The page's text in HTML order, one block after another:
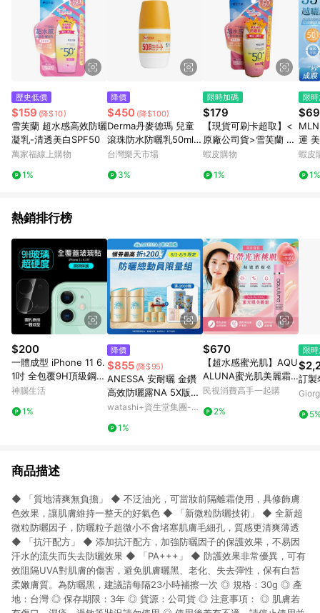
使用APP、或中途瀏覽比價網、回饋網、Google等其他網頁、或
由網頁版(電腦版/手機版網頁)切換為App都將會造成追蹤中斷而
無法進行 LINE POINTS 回饋。 (5) LINE 購物為購物資訊整合性
平台，商品資料更新會有時間差，如顯示之商品規格、顏色、價
位、贈品與台灣樂天市場銷售網頁不符，以銷售網頁標示為準。
(6) 導購訂單已逾 365 天，根據台灣樂天回饋規定，逾期訂單將
點數回饋或點數回饋有爭議，台灣樂天市場保有更改條款與法律
追訴之權利，活動詳情以樂天市場網站公告為準。
歷史低價
$159 (降$10)
雪芙蘭 超水感高效防曬
凝乳-清透美白SPF50
萬家福線上購物
1%
降價
$450 (降$100)
Derma丹麥德瑪 兒童
滾珠防水防曬乳50ml
【悅兒園婦幼生活館】
台灣樂天市場
3%
限時加碼
$179
【現貨可刷卡超取】<
原廠公司貨>雪芙蘭 SP
F50+ 超水感高效防曬
蝦皮購物
1%
限
$69
運
美白
不油
蝦皮
1%
熱銷排行榜
$200
一體成型 iPhone 11 6.
1吋 全包覆9H頂級鋼化
玻璃膜 鏡頭貼
神腦生活
1%
降價
$855 (降$95)
ANESSA 安耐曬 金鑽
高效防曬露NA 5X版
【watashi+資生堂官
watashi+資生堂集團-蝦
1%
$670
【超水感蜜光肌】AQU
ALUNA蜜光肌美麗霜
(SPF37) 50ml（防
民視消費高手一起購
2%
限
訂製
商品描述
◆ 「質地清爽無負擔」 ◆ 不泛油光，可當妝前隔離霜使用，具修飾膚
色效果，讓肌膚維持一整天的好氣色 ◆ 「新微粒防曬技術」 ◆ 全新超
微粒防曬因子，防曬粒子超微小不會堵塞肌膚毛細孔，質感更清爽薄透
◆ 「抗汗配方」 ◆ 添加抗汗配方，加強防曬因子的保護效果，不易因
汗水的流失而失去防曬效果 ◆ 「PA+++」 ◆ 防護效果非常優異，可有
效阻隔UVA對肌膚的傷害，避免肌膚曬黑、老化、失去彈性，保有白皙
柔嫩膚質。為防曬黑，建議請每隔23小時補擦一次 ◎ 規格：30g ◎ 產
地：台灣 ◎ 保存期限：3年 ◎ 貨源：公司貨 ◎ 注意事項： ◎ 肌膚若